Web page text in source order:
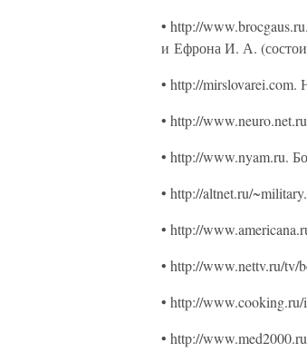
• http://
и Ефрона И. А.
• http://mirslovarei.com.
• http://
• http://www.nyam.ru.
• http://altnet.ru/
• http://
• http://www.nettv.ru/tv/
• http://
• http://